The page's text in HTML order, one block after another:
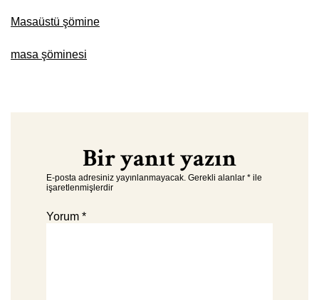
Masaüstü şömine
masa şöminesi
Bir yanıt yazın
E-posta adresiniz yayınlanmayacak. Gerekli alanlar * ile
işaretlenmişlerdir
Yorum *